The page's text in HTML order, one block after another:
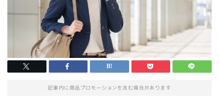
記事内に商品プロモーションを含む場合があります